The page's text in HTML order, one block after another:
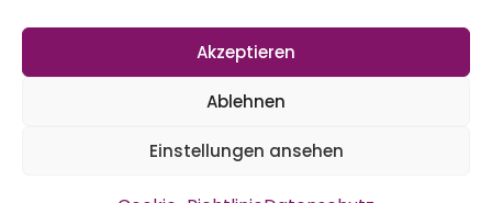
Akzeptieren
Ablehnen
Einstellungen ansehen
Widerruf